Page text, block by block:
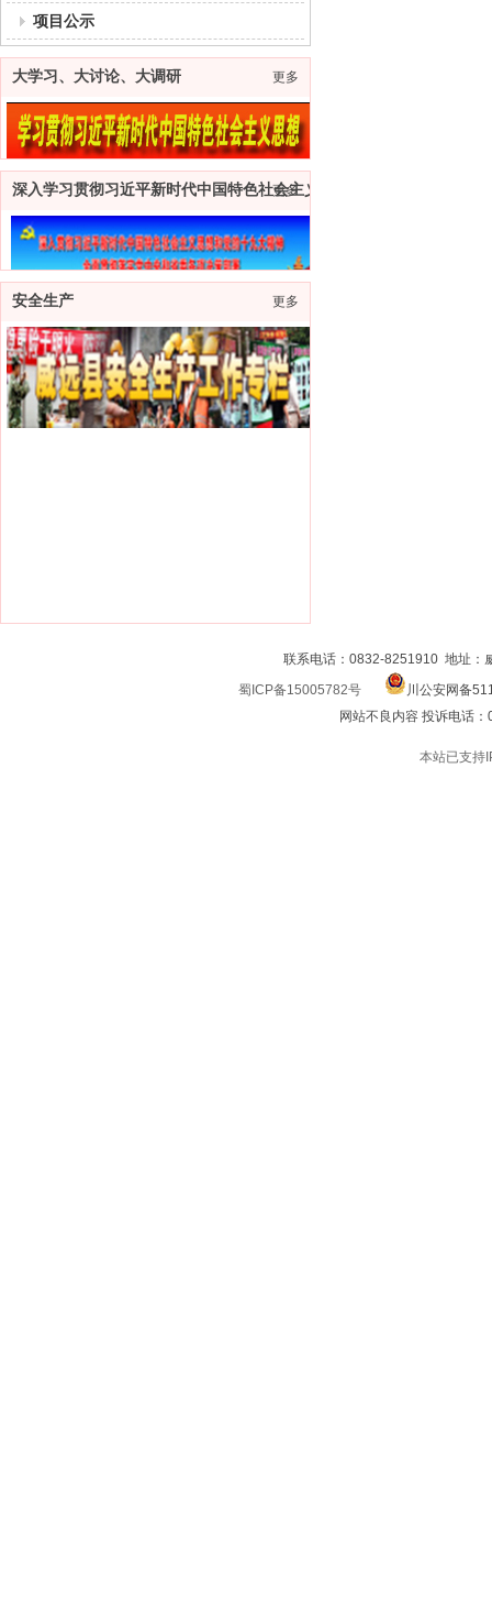
项目公示
大学习、大讨论、大调研 更多
深入学习贯彻习近平新时代中国特色社会主义思想和党的十九大精神
更多
安全生产 更多
联系电话：0832-8251910 地址
蜀ICP备15005782号
川公安网备
网站不良内容 投诉电话
本站已支持